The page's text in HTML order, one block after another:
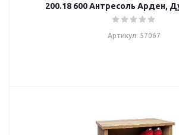
200.18 600 Антресоль Арден,
Артикул: 57067